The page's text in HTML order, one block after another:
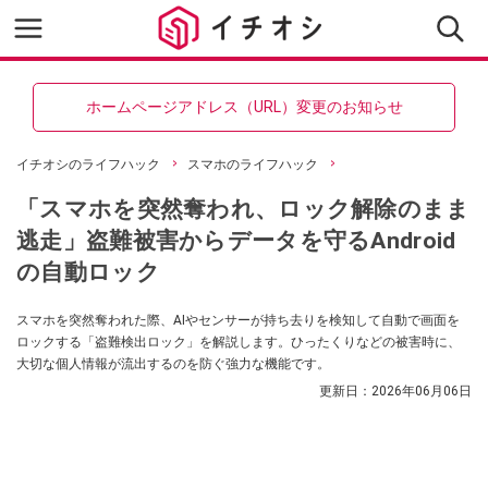
ホームページアドレス（URL）変更のお知らせ
イチオシのライフハック スマホのライフハック
「スマホを突然奪われ、ロック解除のまま
逃走」盗難被害からデータを守るAndroid
の自動ロック
スマホを突然奪われた際、AIやセンサーが持ち去りを検知して自動で画面を
ロックする「盗難検出ロック」を解説します。ひったくりなどの被害時に、
大切な個人情報が流出するのを防ぐ強力な機能です。
更新日： 2026年06月06日